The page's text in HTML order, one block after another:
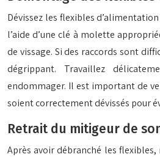
Dévissez les flexibles
l’aide d’une clé à molette
de vissage. Si des raccords sont
dégrippant. Travaillez
endommager. Il est important de
soient correctement dévissés pour
Retrait du mitigeur de
Après avoir débranché les